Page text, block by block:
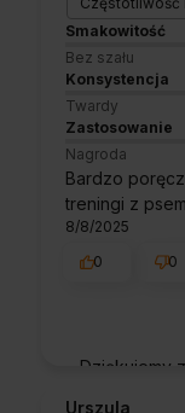
Dziękujemy
Smakowitość
Bez szału
Konsystencja
Twardy
Zastosowanie
Nagroda
Bardzo
treningi z
8/8/2025
0
0
Urszula